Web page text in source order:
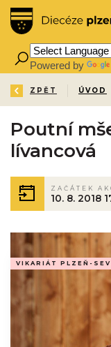
Powered by
ZPĚT ÚVOD
Poutní
lívancová
ZAČÁTEK
10. 8. 2018
VIKARIÁT PLZEŇ-